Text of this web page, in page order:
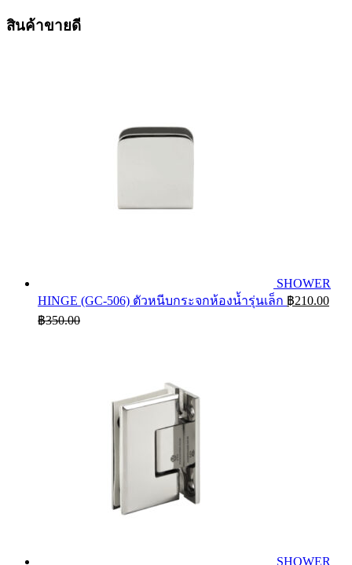
สินค้าขายดี
SHOWER
HINGE (GC-506) ตัวหนีบกระจกห้องน้ำรุ่นเล็ก ฿210.00
฿350.00
SHOWER